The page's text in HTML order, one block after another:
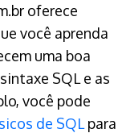
oferece
você aprenda
uma boa
SQL e as
você pode
de SQL para